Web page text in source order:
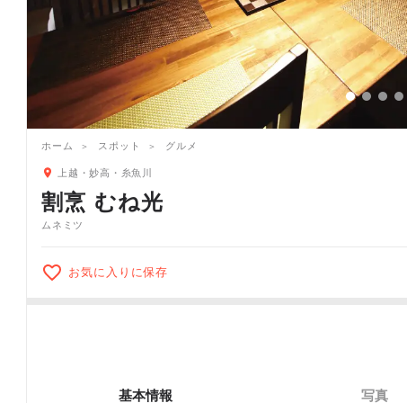
ホーム スポット グルメ
上越・妙高・糸魚川
割烹 むね光
ムネミツ
お気に入りに保存
基本情報 写真